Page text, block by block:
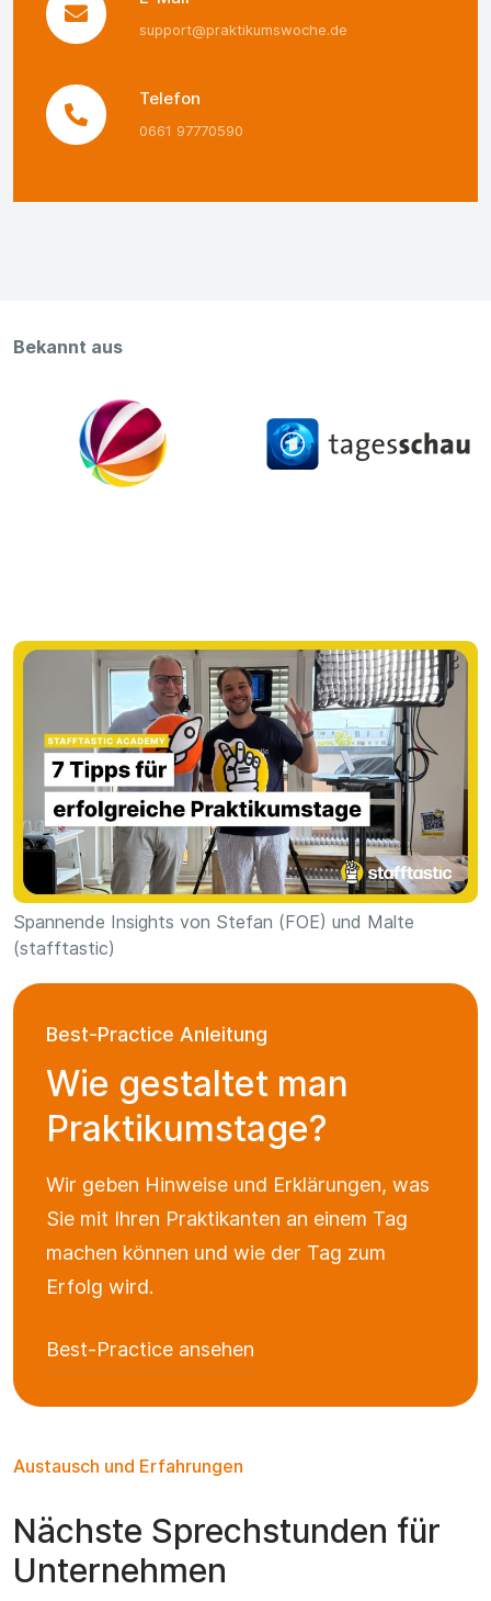
support@praktikumswoche.de
Telefon
0661 97770590
Bekannt aus
Spannende Insights von Stefan (FOE) und Malte
(stafftastic)
Best-Practice Anleitung
Wie gestaltet man
Praktikumstage?
Wir geben Hinweise und Erklärungen, was
Sie mit Ihren Praktikanten an einem Tag
machen können und wie der Tag zum
Erfolg wird.
Best-Practice ansehen
Austausch und Erfahrungen
Nächste Sprechstunden für
Unternehmen